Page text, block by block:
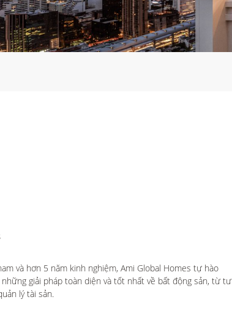
và hơn 5 năm kinh nghiệm, Ami Global Homes tự hào
giải pháp toàn diện và tốt nhất về bất động sản, từ tư
lý tài sản.